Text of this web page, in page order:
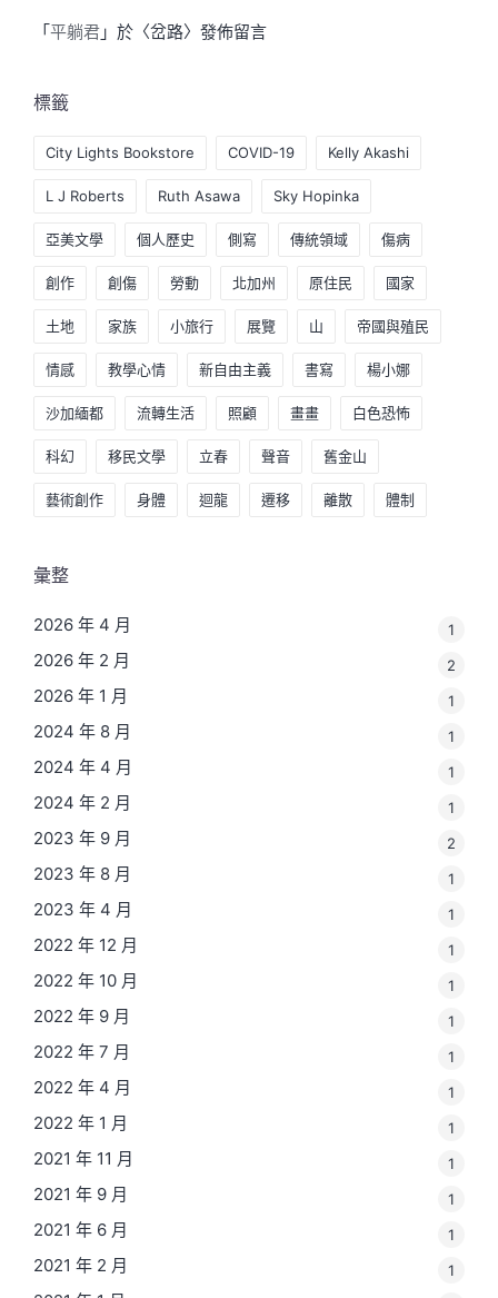
「平躺君 」於〈岔路〉發佈留言
標籤
City Lights Bookstore COVID-19 Kelly Akashi
L J Roberts Ruth Asawa Sky Hopinka
亞美文學 個人歷史 側寫 傳統領域 傷病
創作 創傷 勞動 北加州 原住民 國家
土地 家族 小旅行 展覽 山 帝國與殖民
情感 教學心情 新自由主義 書寫 楊小娜
沙加緬都 流轉生活 照顧 畫畫 白色恐怖
科幻 移民文學 立春 聲音 舊金山
藝術創作 身體 迴龍 遷移 離散 體制
彙整
2026 年 4 月 1
2026 年 2 月 2
2026 年 1 月 1
2024 年 8 月 1
2024 年 4 月 1
2024 年 2 月 1
2023 年 9 月 2
2023 年 8 月 1
2023 年 4 月 1
2022 年 12 月 1
2022 年 10 月 1
2022 年 9 月 1
2022 年 7 月 1
2022 年 4 月 1
2022 年 1 月 1
2021 年 11 月 1
2021 年 9 月 1
2021 年 6 月 1
2021 年 2 月 1